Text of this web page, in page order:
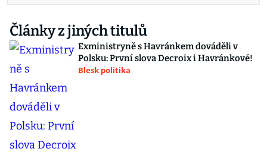
Články z jiných titulů
Exministryně s Havránkem dováděli v
Polsku: První slova Decroix i Havránkové!
Blesk politika